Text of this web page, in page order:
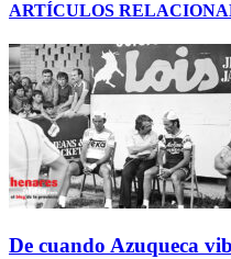
ARTÍCULOS
De cuando Azuqueca